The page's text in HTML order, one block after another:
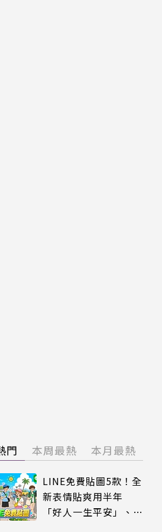
門 本周最熱 本月最熱
LINE免費貼圖5款！全
新表情貼爽用半年
「好人一生平安」、